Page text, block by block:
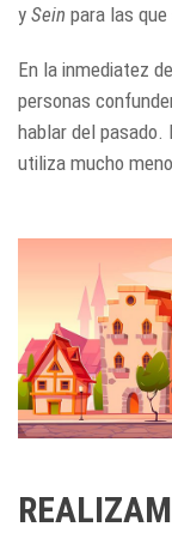
y Sein para las que
En la inmediatez
personas
hablar del pasado.
utiliza mucho